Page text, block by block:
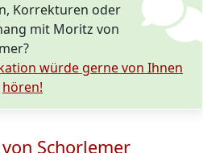
Korrekturen oder
mit Moritz von
würde gerne von Ihnen
hören!
Schorlemer